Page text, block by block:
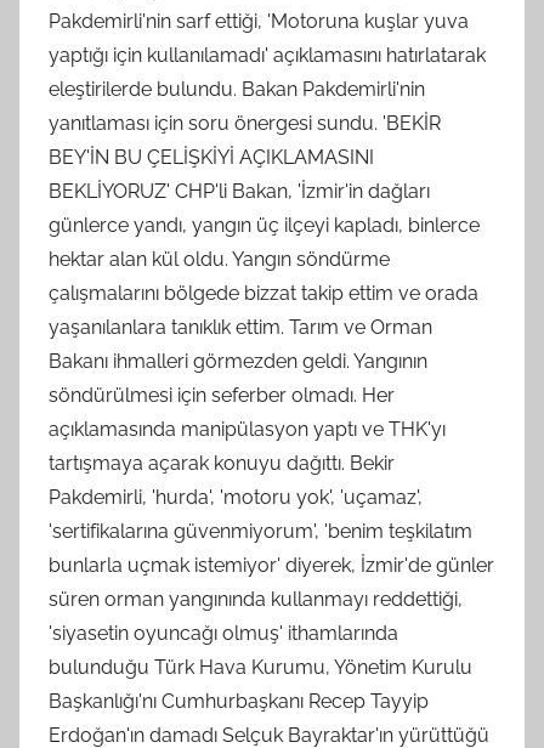
Pakdemirli'nin sarf ettiği, 'Motoruna kuşlar yuva
yaptığı için kullanılamadı' açıklamasını hatırlatarak
eleştirilerde bulundu. Bakan Pakdemirli'nin
yanıtlaması için soru önergesi sundu. 'BEKİR
BEY'İN BU ÇELİŞKİYİ AÇIKLAMASINI
BEKLİYORUZ' CHP'li Bakan, 'İzmir'in dağları
günlerce yandı, yangın üç ilçeyi kapladı, binlerce
hektar alan kül oldu. Yangın söndürme
çalışmalarını bölgede bizzat takip ettim ve orada
yaşanılanlara tanıklık ettim. Tarım ve Orman
Bakanı ihmalleri görmezden geldi. Yangının
söndürülmesi için seferber olmadı. Her
açıklamasında manipülasyon yaptı ve THK'yı
tartışmaya açarak konuyu dağıttı. Bekir
Pakdemirli, 'hurda', 'motoru yok', 'uçamaz',
'sertifikalarına güvenmiyorum', 'benim teşkilatım
bunlarla uçmak istemiyor' diyerek, İzmir'de günler
süren orman yangınında kullanmayı reddettiği,
'siyasetin oyuncağı olmuş' ithamlarında
bulunduğu Türk Hava Kurumu, Yönetim Kurulu
Başkanlığı'nı Cumhurbaşkanı Recep Tayyip
Erdoğan'ın damadı Selçuk Bayraktar'ın yürüttüğü